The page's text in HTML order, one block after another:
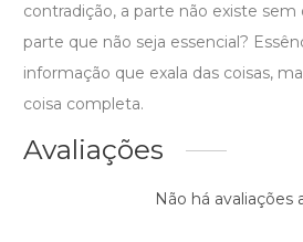
contradição, a parte não existe
parte que não seja essencial?
informação que exala das coisas,
coisa completa.
Avaliações
Não há avaliações